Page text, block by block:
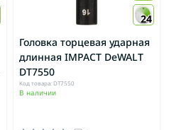
24
Головка торцевая ударная
длинная IMPACT DeWALT
DT7550
Код товара: DT7550
В наличии